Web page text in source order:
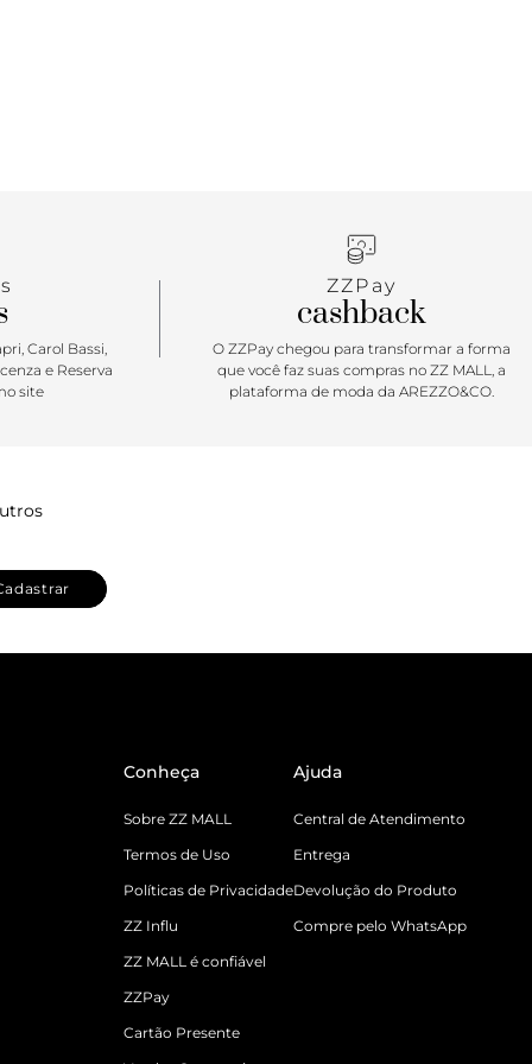
Carol Bassi,
e Reserva
site
ZZPay
cashback
O ZZPay chegou para transformar a forma
que você faz suas compras no ZZ MALL, a
plataforma de moda da AREZZO&CO.
Conheça
Sobre ZZ MALL
Termos de Uso
Políticas de Privacidade
ZZ Influ
ZZ MALL é confiável
ZZPay
Cartão Presente
Ajuda
Central de Atendimento
Entrega
Devolução do Produto
Compre pelo WhatsApp